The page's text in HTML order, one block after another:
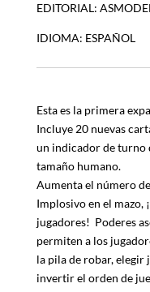
EDITORIAL:
IDIOMA: ESPAÑOL
Esta es la primera
Incluye 20 nuevas
un indicador de turno
tamaño humano.
Aumenta el número
Implosivo en el mazo,
jugadores! Poderes
permiten a los
la pila de robar, elegir
invertir el orden de